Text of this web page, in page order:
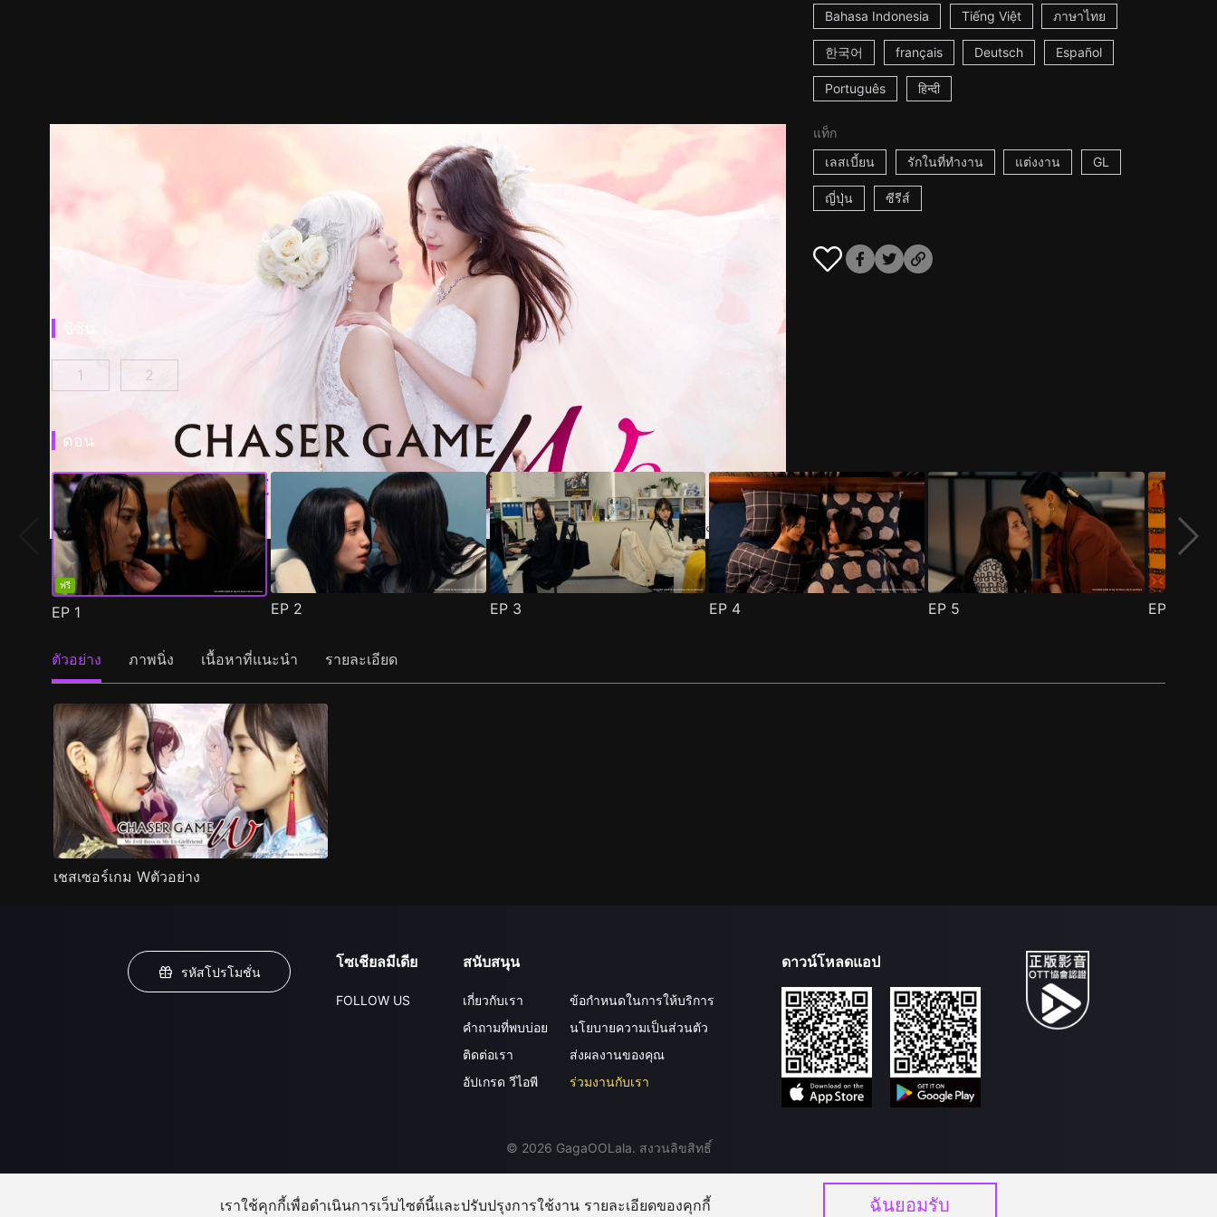
Bahasa Indonesia Tiếng Việt ภาษาไทย
한국어 français Deutsch Español
Português हिन्दी
แท็ก
เลสเบี้ยน
รักในที่ทำงาน แต่งงาน GL
ญี่ปุ่น ซีรีส์
ซีซัน
เชสเซอร์เกม W : บอสนางร้ายเป็นแฟนเก่าฉัน ตอนที่ 1()
1 เชสเซอร์เกม W2: รักนี้สวรรค์เป็นใจ ตอนที่ 1 ()
2
ตอน
ฟรี
EP 1 EP 2 EP 3 EP 4 EP 5 EP
ตัวอย่าง ภาพนิ่ง เนื้อหาที่แนะนำ รายละเอียด
เชสเซอร์เกม Wตัวอย่าง
รหัสโปรโมชั่น
โซเชียลมีเดีย
FOLLOW US
สนับสนุน
เกี่ยวกับเรา
คำถามที่พบบ่อย
ติดต่อเรา
อัปเกรด วีไอพี
ข้อกำหนดในการให้บริการ
นโยบายความเป็นส่วนตัว
ส่งผลงานของคุณ
ร่วมงานกับเรา
ดาวน์โหลดแอป
© 2026 GagaOOLala. สงวนลิขสิทธิ์
เราใช้คุกกี้เพื่อดำเนินการเว็บไซต์นี้และปรับปรุงการใช้งาน รายละเอียดของคุกกี้ ฉันยอมรับ